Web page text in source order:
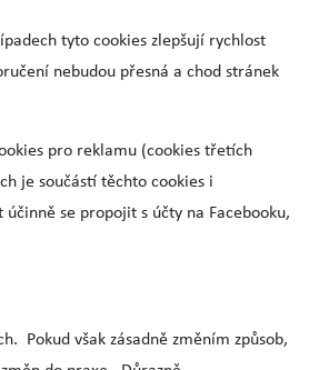
tyto cookies zlepšují rychlost
nebudou přesná a chod stránek
pro reklamu (cookies třetích
je součástí těchto cookies i
se propojit s účty na Facebooku,
Pokud však zásadně změním způsob,